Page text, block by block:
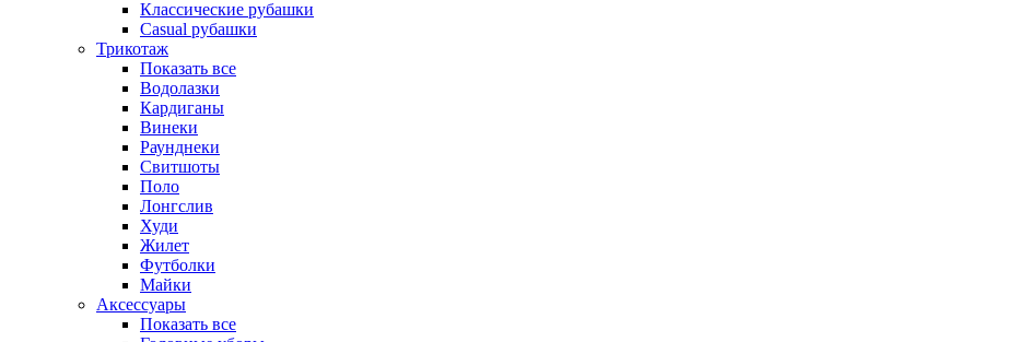
Классические рубашки
Casual рубашки
Трикотаж
Показать все
Водолазки
Кардиганы
Винеки
Раунднеки
Свитшоты
Поло
Лонгслив
Худи
Жилет
Футболки
Майки
Аксессуары
Показать все